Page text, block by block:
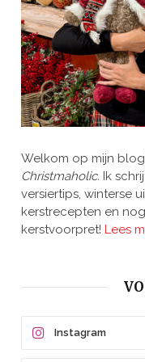
Welkom op mijn
Christmaholic. Ik
versiertips, winterse
kerstrecepten en
kerstvoorpret! Lees
Instagram